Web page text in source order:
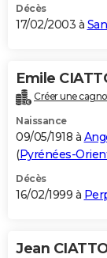
Décès
17/02/2003 à
Emile
Créer une
Naissance
09/05/1918 à
(Pyrénées-
Décès
16/02/1999 à
Jean